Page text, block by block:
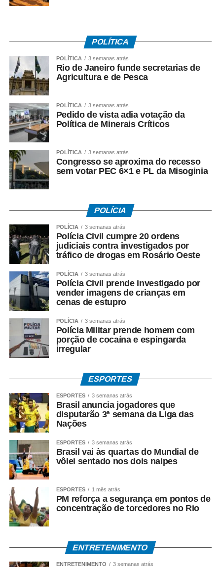
mas não houve acordo.
Entre as principais reivindicações da categoria estão
reajuste salarial, valorização dos pisos remuneratórios,
ampliação do auxílio-alimentação para R$ 1 mil e o
pagamento do intervalo para refeição como hora
extraordinária.
COMENTE ABAIXO:
WhatsApp
Facebook
Twitter
Messenger
LinkedIn
Share
POLÍTICA
POLÍTICA 3 semanas atrás
Rio de Janeiro funde secretarias de
Agricultura e de Pesca
POLÍTICA 3 semanas atrás
Pedido de vista adia votação da
Política de Minerais Críticos
POLÍTICA 3 semanas atrás
Congresso se aproxima do recesso
sem votar PEC 6×1 e PL da Misoginia
POLÍCIA
POLÍCIA 3 semanas atrás
Polícia Civil cumpre 20 ordens
judiciais contra investigados por
tráfico de drogas em Rosário Oeste
POLÍCIA 3 semanas atrás
Polícia Civil prende investigado por
vender imagens de crianças em
cenas de estupro
POLÍCIA 3 semanas atrás
Polícia Militar prende homem com
porção de cocaína e espingarda
irregular
ESPORTES
ESPORTES 3 semanas atrás
Brasil anuncia jogadores que
disputarão 3ª semana da Liga das
Nações
ESPORTES 3 semanas atrás
Brasil vai às quartas do Mundial de
vôlei sentado nos dois naipes
ESPORTES 1 mês atrás
PM reforça a segurança em pontos de
concentração de torcedores no Rio
ENTRETENIMENTO
ENTRETENIMENTO 3 semanas atrás